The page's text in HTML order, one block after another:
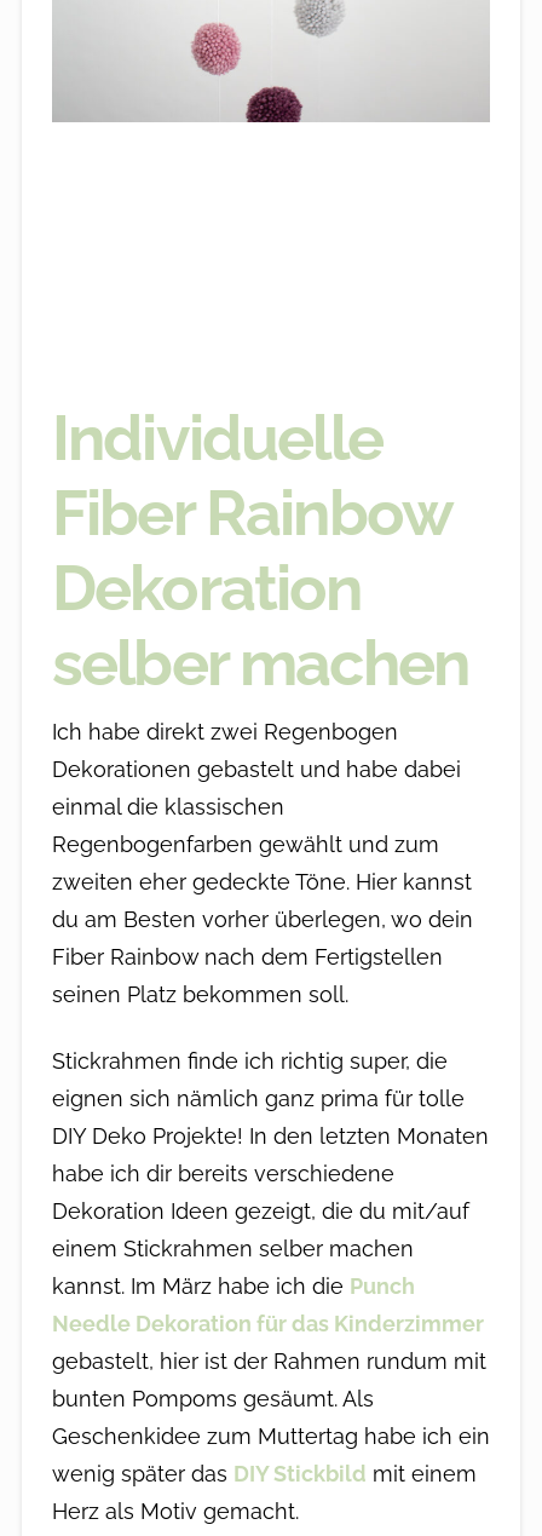
Individuelle
Fiber Rainbow
Dekoration
selber machen
Ich habe direkt zwei Regenbogen
Dekorationen gebastelt und habe dabei
einmal die klassischen
Regenbogenfarben gewählt und zum
zweiten eher gedeckte Töne. Hier kannst
du am Besten vorher überlegen, wo dein
Fiber Rainbow nach dem Fertigstellen
seinen Platz bekommen soll.
Stickrahmen finde ich richtig super, die
eignen sich nämlich ganz prima für tolle
DIY Deko Projekte! In den letzten Monaten
habe ich dir bereits verschiedene
Dekoration Ideen gezeigt, die du mit/auf
einem Stickrahmen selber machen
kannst. Im März habe ich die Punch
Needle Dekoration für das Kinderzimmer
gebastelt, hier ist der Rahmen rundum mit
bunten Pompoms gesäumt. Als
Geschenkidee zum Muttertag habe ich ein
wenig später das DIY Stickbild mit einem
Herz als Motiv gemacht.